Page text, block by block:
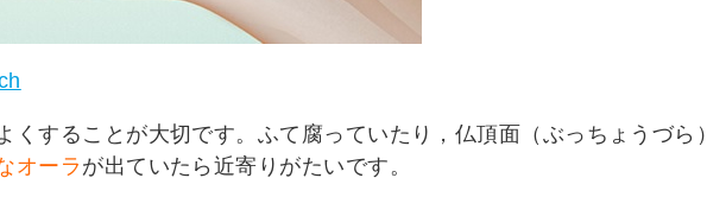
くすることが大切です。ふて腐っていたり，仏頂面（ぶっちょうづら
オーラが出ていたら近寄りがたいです。